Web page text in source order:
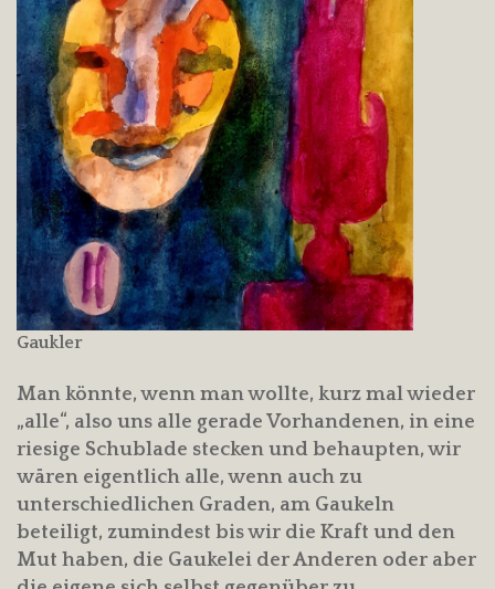
Gaukler
Man könnte, wenn man wollte, kurz mal wieder
„alle“, also uns alle gerade Vorhandenen, in eine
riesige Schublade stecken und behaupten, wir
wären eigentlich alle, wenn auch zu
unterschiedlichen Graden, am Gaukeln
beteiligt, zumindest bis wir die Kraft und den
Mut haben, die Gaukelei der Anderen oder aber